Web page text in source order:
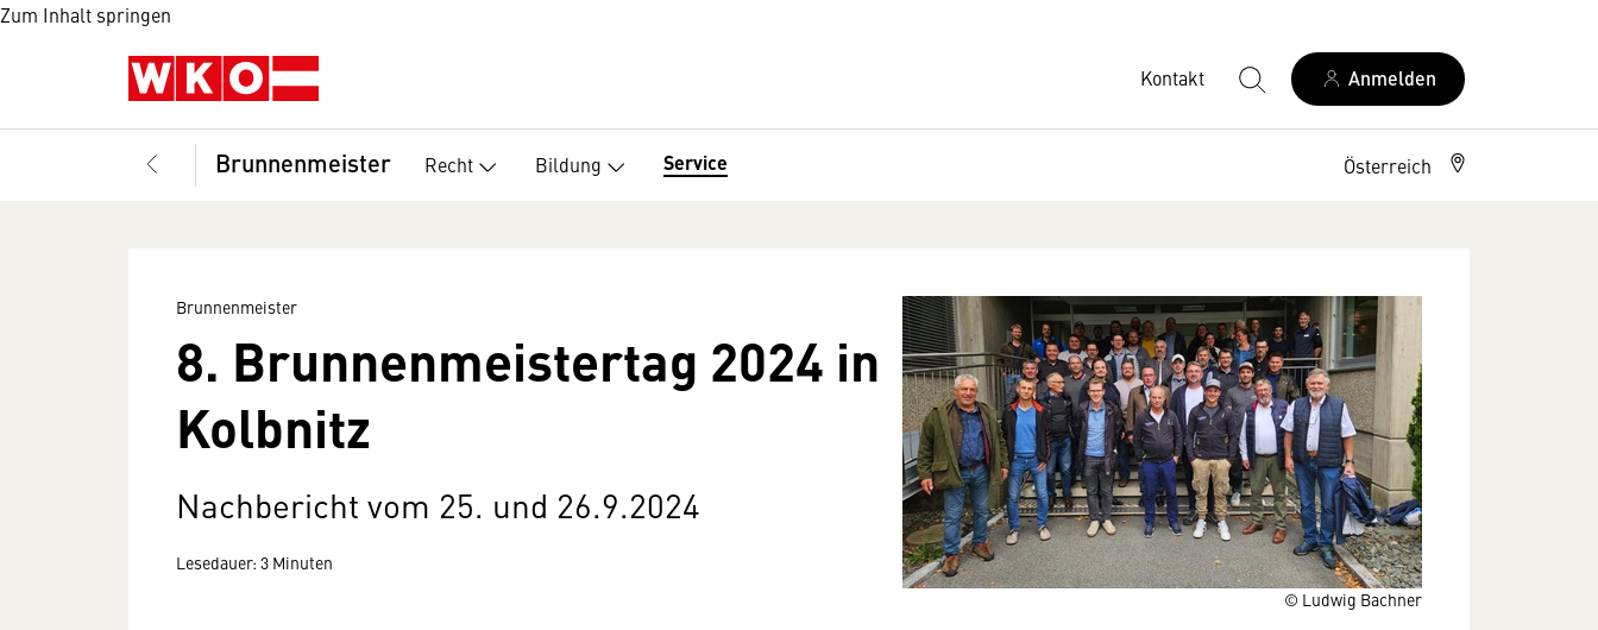
Zum Inhalt springen
Kontakt Anmelden
Brunnenmeister Recht Bildung Service Österreich
© Ludwig Bachner
Brunnenmeister
8. Brunnenmeistertag 2024 in
Kolbnitz
Nachbericht vom 25. und 26.9.2024
Lesedauer: 3 Minuten